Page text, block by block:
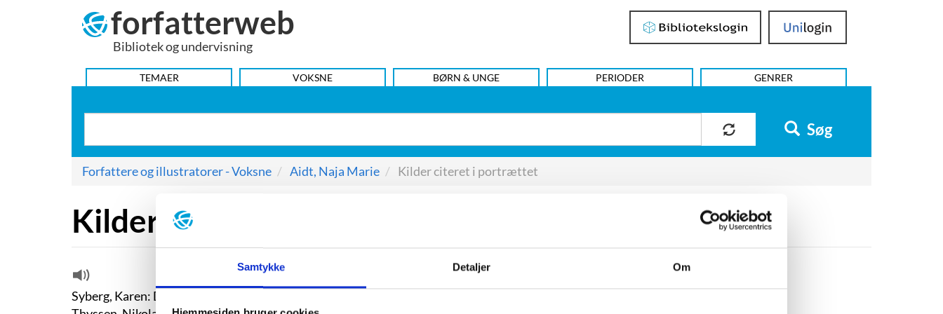
Samtykke Detaljer Om
forfatterweb
Bibliotek og undervisning
Bibliotekslogin UniLogin
HOVEDMENU
TEMAER VOKSNE BØRN & UNGE PERIODER GENRER
Søg
Forfattere og illustratorer - Voksne Aidt, Naja Marie Kilder citeret i portrættet
Kilder citeret i portrættet
Syberg, Karen: Den lykkeligste tilstand. Information, 1998-01-17.